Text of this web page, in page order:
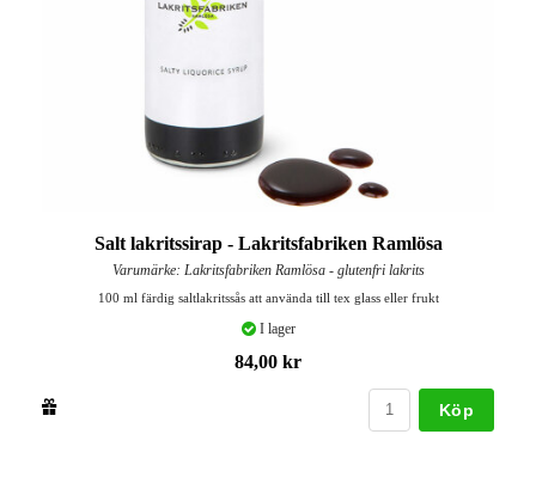
Salt lakritssirap - Lakritsfabriken Ramlösa
Varumärke: Lakritsfabriken Ramlösa - glutenfri lakrits
100 ml färdig saltlakritssås att använda till tex glass eller frukt
I lager
84,00 kr
Köp